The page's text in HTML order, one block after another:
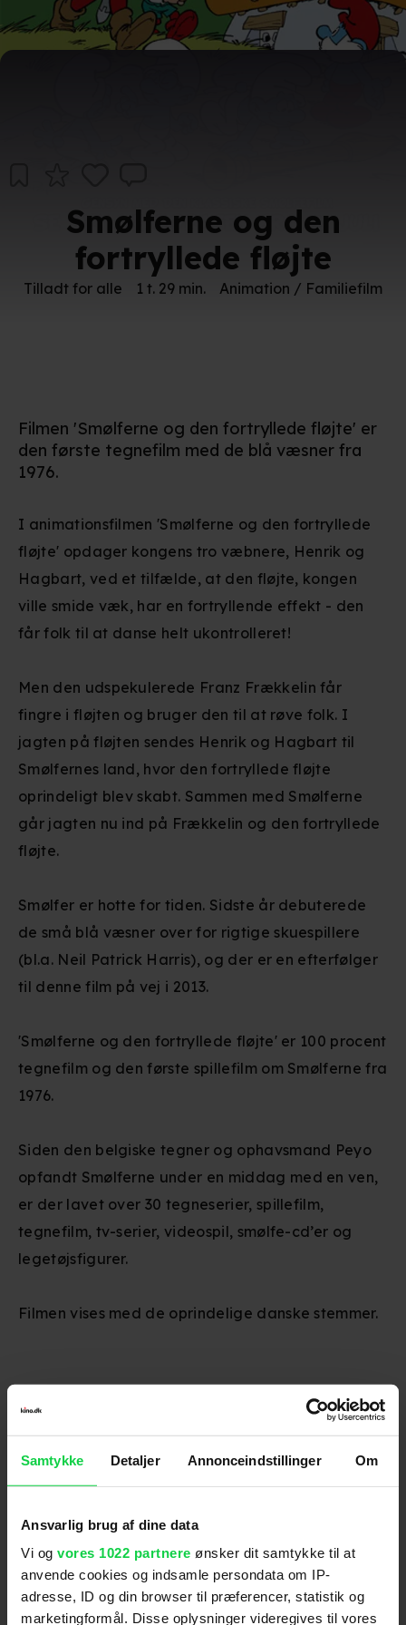
Samtykke Detaljer Annonceindstillinger Om
Ansvarlig brug af dine data
Vi og vores 1022 partnere ønsker dit samtykke til at
anvende cookies og indsamle persondata om IP-
adresse, ID og din browser til præferencer, statistik og
marketingformål. Disse oplysninger videregives til vores
Smølferne og den
fortryllede fløjte
Tilladt for alle 1 t. 29 min. Animation / Familiefilm
Claus Ryskjær ,
Preben Kaas
Otto Brandenburg,
Tommy Kenter
Genre:Animation / Familiefilm
Instruktion:Peyo
Distributør: Nordisk Film
Filmen 'Smølferne og den fortryllede fløjte' er
den første tegnefilm med de blå væsner fra
1976.
I animationsfilmen 'Smølferne og den fortryllede
fløjte' opdager kongens tro væbnere, Henrik og
Hagbart, ved et tilfælde, at den fløjte, kongen
ville smide væk, har en fortryllende effekt - den
får folk til at danse helt ukontrolleret!
Men den udspekulerede Franz Frækkelin får
fingre i fløjten og bruger den til at røve folk. I
jagten på fløjten sendes Henrik og Hagbart til
Smølfernes land, hvor den fortryllede fløjte
oprindeligt blev skabt. Sammen med Smølferne
går jagten nu ind på Frækkelin og den fortryllede
fløjte.
Smølfer er hotte for tiden. Sidste år debuterede
de små blå væsner over for rigtige skuespillere
(bl.a. Neil Patrick Harris), og der er en efterfølger
til denne film på vej i 2013.
'Smølferne og den fortryllede fløjte' er 100 procent
tegnefilm og den første spillefilm om Smølferne fra
1976.
Siden den belgiske tegner og ophavsmand Peyo
opfandt Smølferne under en middag med en ven,
er der lavet over 30 tegneserier, spillefilm,
tegnefilm, tv-serier, videospil, smølfe-cd’er og
legetøjsfigurer.
Filmen vises med de oprindelige danske stemmer.